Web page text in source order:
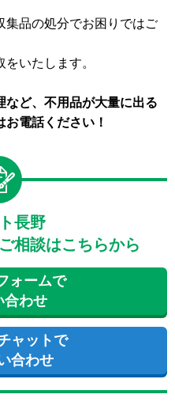
集品の処分でお困りではご
いたします。
など、不用品が大量に出る
電話ください！
長野
相談はこちらから
ォームで
合わせ
ャットで
合わせ